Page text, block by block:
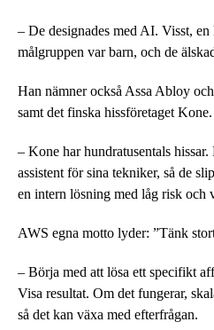
– De designades med AI. Visst,
målgruppen var barn, och de
Han nämner också Assa Abloy
samt det finska hissföretaget Kone.
– Kone har hundratusentals
assistent för sina tekniker, så de
en intern lösning med låg risk och
AWS egna motto lyder: ”Tänk
– Börja med att lösa ett specifikt
Visa resultat. Om det fungerar,
så det kan växa med efterfrågan.